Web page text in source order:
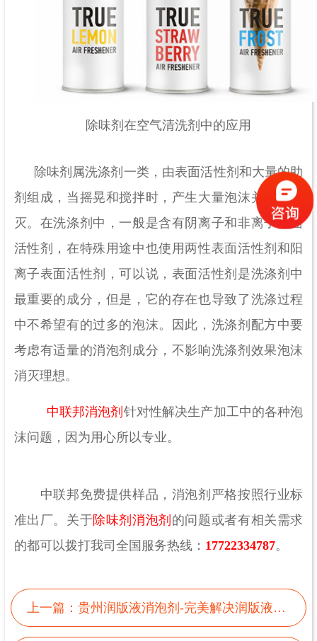
除味剂在空气清洗剂中的应用
除味剂属洗涤剂一类，由表面活性剂和大量的助
剂组成，当摇晃和搅拌时，产生大量泡沫并难以破
灭。在洗涤剂中，一般是含有阴离子和非离子表面
活性剂，在特殊用途中也使用两性表面活性剂和阳
离子表面活性剂，可以说，表面活性剂是洗涤剂中
最重要的成分，但是，它的存在也导致了洗涤过程
中不希望有的过多的泡沫。因此，洗涤剂配方中要
考虑有适量的消泡剂成分，不影响洗涤剂效果泡沫
消灭理想。
中联邦消泡剂 针对性解决生产加工中的各种泡
沫问题，因为用心所以专业。
中联邦免费提供样品，消泡剂严格按照行业标
准出厂。关于除味剂消泡剂 的问题或者有相关需求
的都可以拨打我司全国服务热线： 17722334787。
上一篇： 贵州润版液消泡剂-完美解决润版液起泡问题